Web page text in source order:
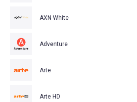
AXN White
Adventure
Arte
Arte HD